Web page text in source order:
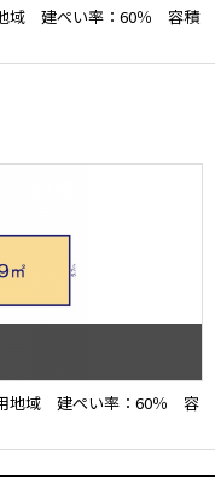
域 建ぺい率：60％ 容積
地域 建ぺい率：60％ 容